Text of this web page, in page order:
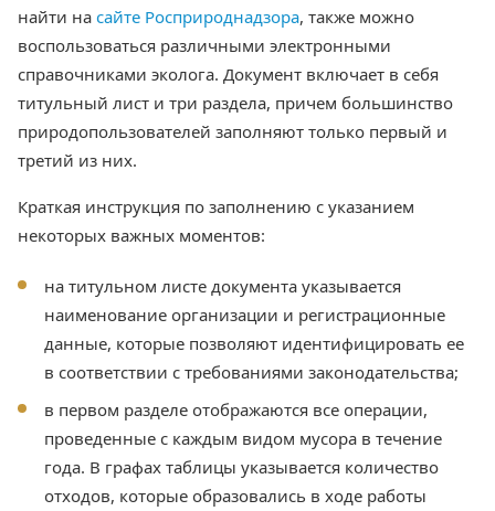
найти на сайте Росприроднадзора, также можно
воспользоваться различными электронными
справочниками эколога. Документ включает в себя
титульный лист и три раздела, причем большинство
природопользователей заполняют только первый и
третий из них.
Краткая инструкция по заполнению с указанием
некоторых важных моментов:
на титульном листе документа указывается
наименование организации и регистрационные
данные, которые позволяют идентифицировать ее
в соответствии с требованиями законодательства;
в первом разделе отображаются все операции,
проведенные с каждым видом мусора в течение
года. В графах таблицы указывается количество
отходов, которые образовались в ходе работы